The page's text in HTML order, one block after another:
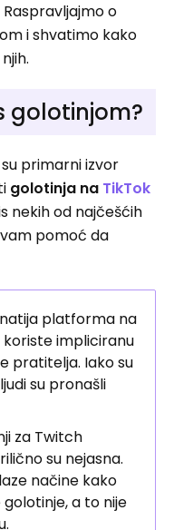
o
i shvatimo kako
golotinjom?
primarni izvor
golotinja na TikTok
nekih od najčešćih
pomoć da
platforma na
impliciranu
pratitelja. Iako su
su pronašli
za Twitch
su nejasna.
načine kako
a to nije